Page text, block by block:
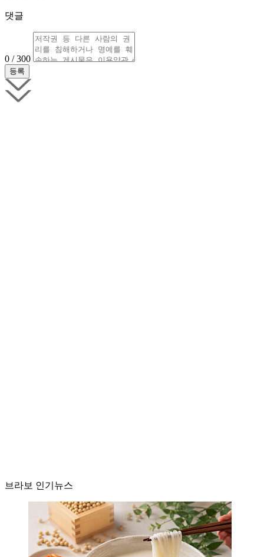
댓글
0 / 300
브라보 인기뉴스